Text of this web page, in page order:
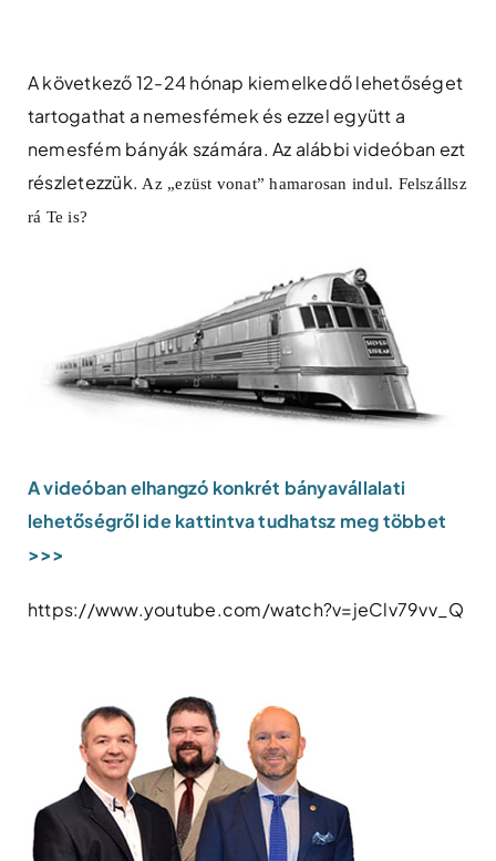
content
A következő 12-24 hónap kiemelkedő lehetőséget
tartogathat a nemesfémek és ezzel együtt a
nemesfém bányák számára. Az alábbi videóban ezt
részletezzük. Az „ezüst vonat” hamarosan indul. Felszállsz
rá Te is?
A videóban elhangzó konkrét bányavállalati
lehetőségről ide kattintva tudhatsz meg többet
>>>
https://www.youtube.com/watch?v=jeClv79vv_Q